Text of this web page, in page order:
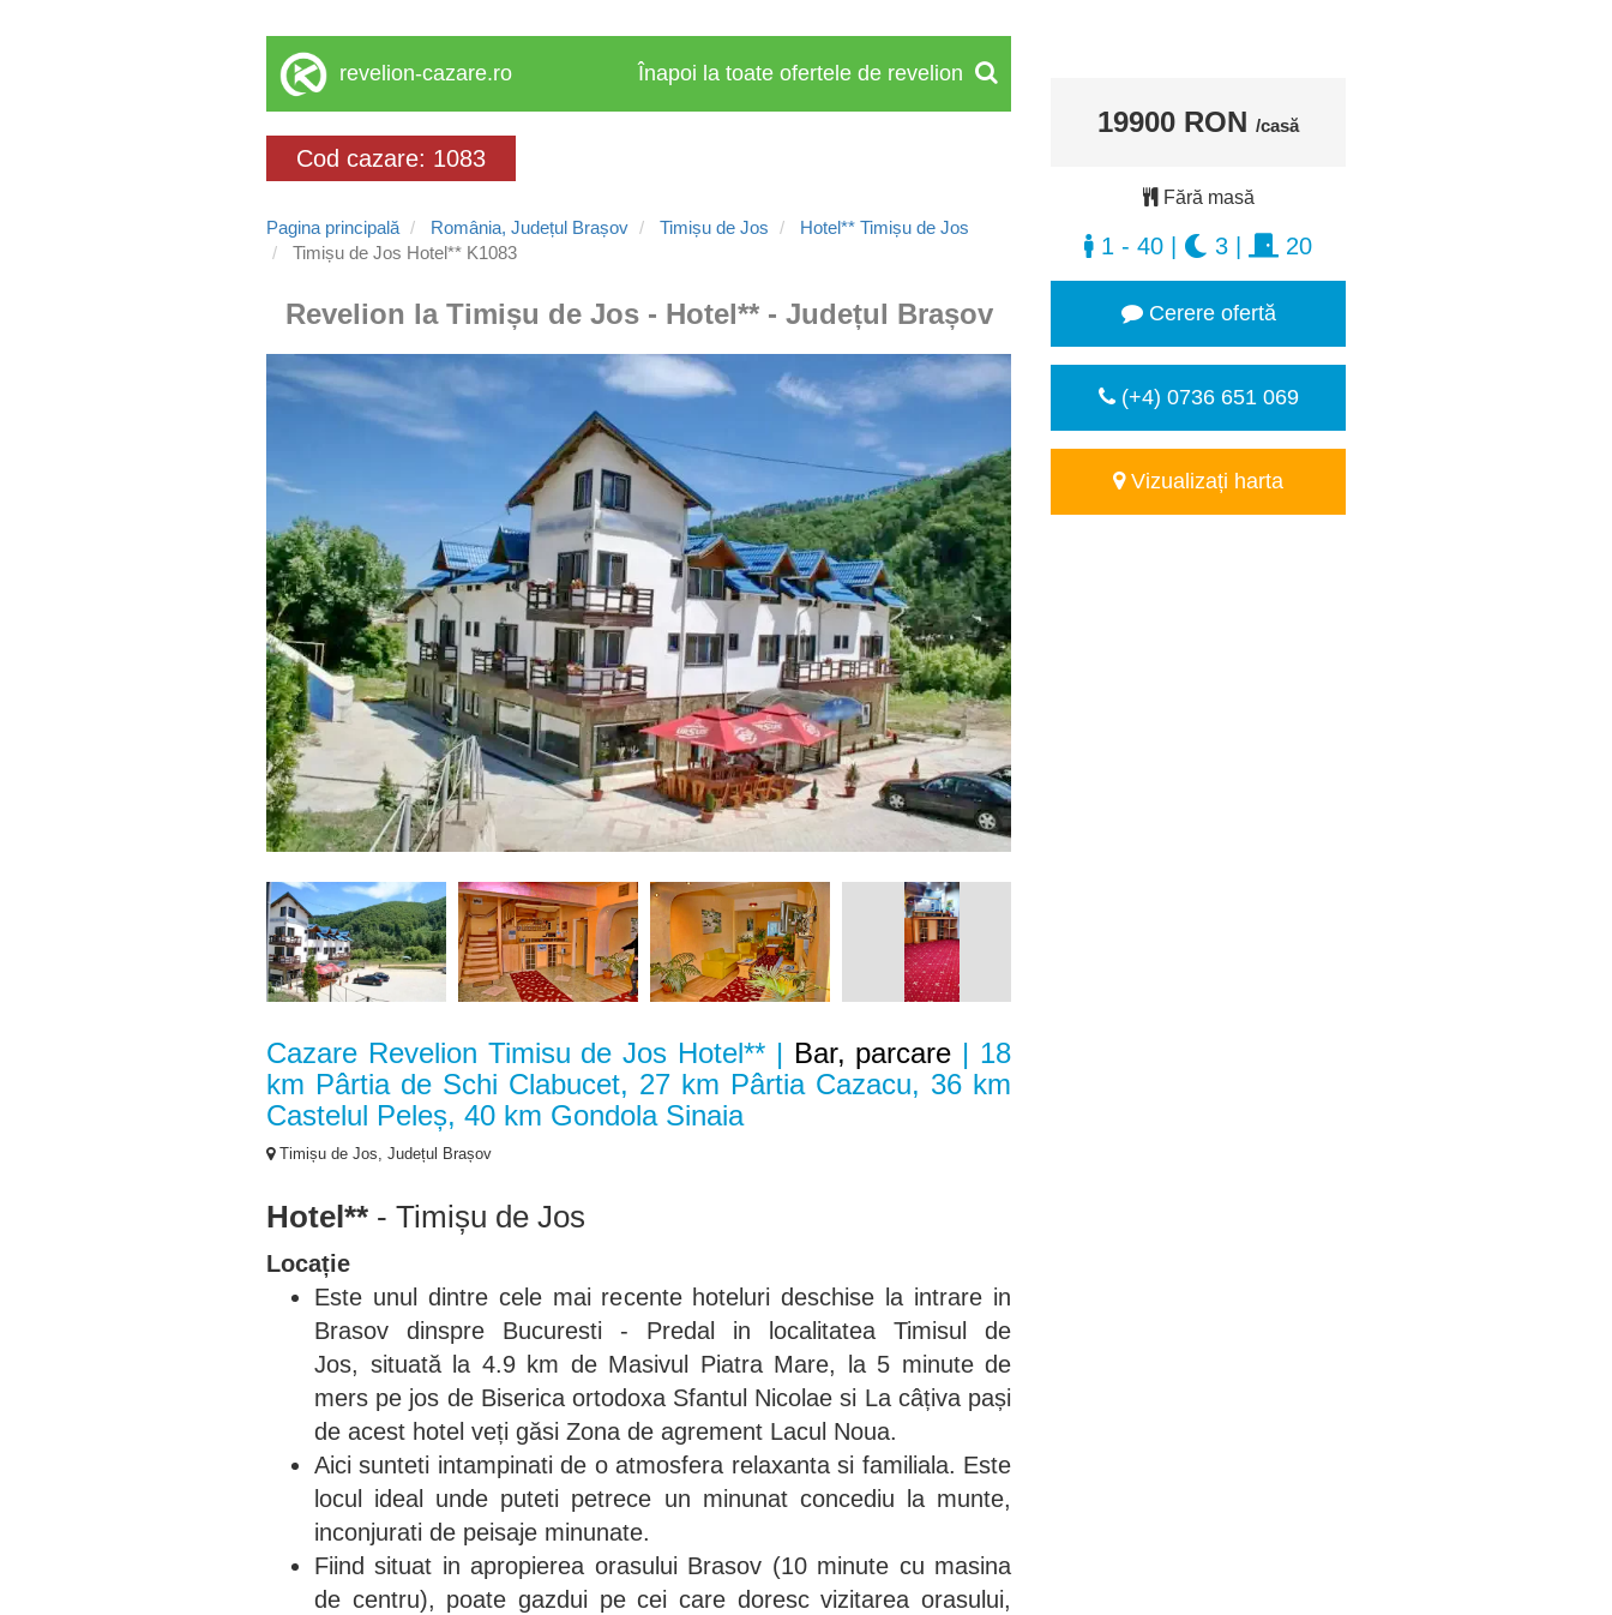
revelion-cazare.ro Înapoi la toate ofertele de revelion
Cod cazare: 1083
Pagina principală România, Județul Brașov Timișu de Jos
Hotel** Timișu de Jos
Timișu de Jos Hotel** K1083
Revelion la Timișu de Jos - Hotel** - Județul Brașov
Cazare Revelion Timisu de Jos Hotel** | Bar, parcare | 18
km Pârtia de Schi Clabucet, 27 km Pârtia Cazacu, 36 km
Castelul Peleș, 40 km Gondola Sinaia
Timișu de Jos, Județul Brașov
Hotel** - Timișu de Jos
Locație
Este unul dintre cele mai recente hoteluri deschise la intrare in
Brasov dinspre Bucuresti - Predal in localitatea Timisul de
Jos, situată la 4.9 km de Masivul Piatra Mare, la 5 minute de
mers pe jos de Biserica ortodoxa Sfantul Nicolae si La câțiva pași
de acest hotel veți găsi Zona de agrement Lacul Noua.
Aici sunteti intampinati de o atmosfera relaxanta si familiala. Este
locul ideal unde puteti petrece un minunat concediu la munte,
inconjurati de peisaje minunate.
Fiind situat in apropierea orasului Brasov (10 minute cu masina
de centru), poate gazdui pe cei care doresc vizitarea orasului,
19900 RON /casă
Fără masă
1 - 40 3 20
Cerere ofertă
(+4) 0736 651 069
Vizualizați harta